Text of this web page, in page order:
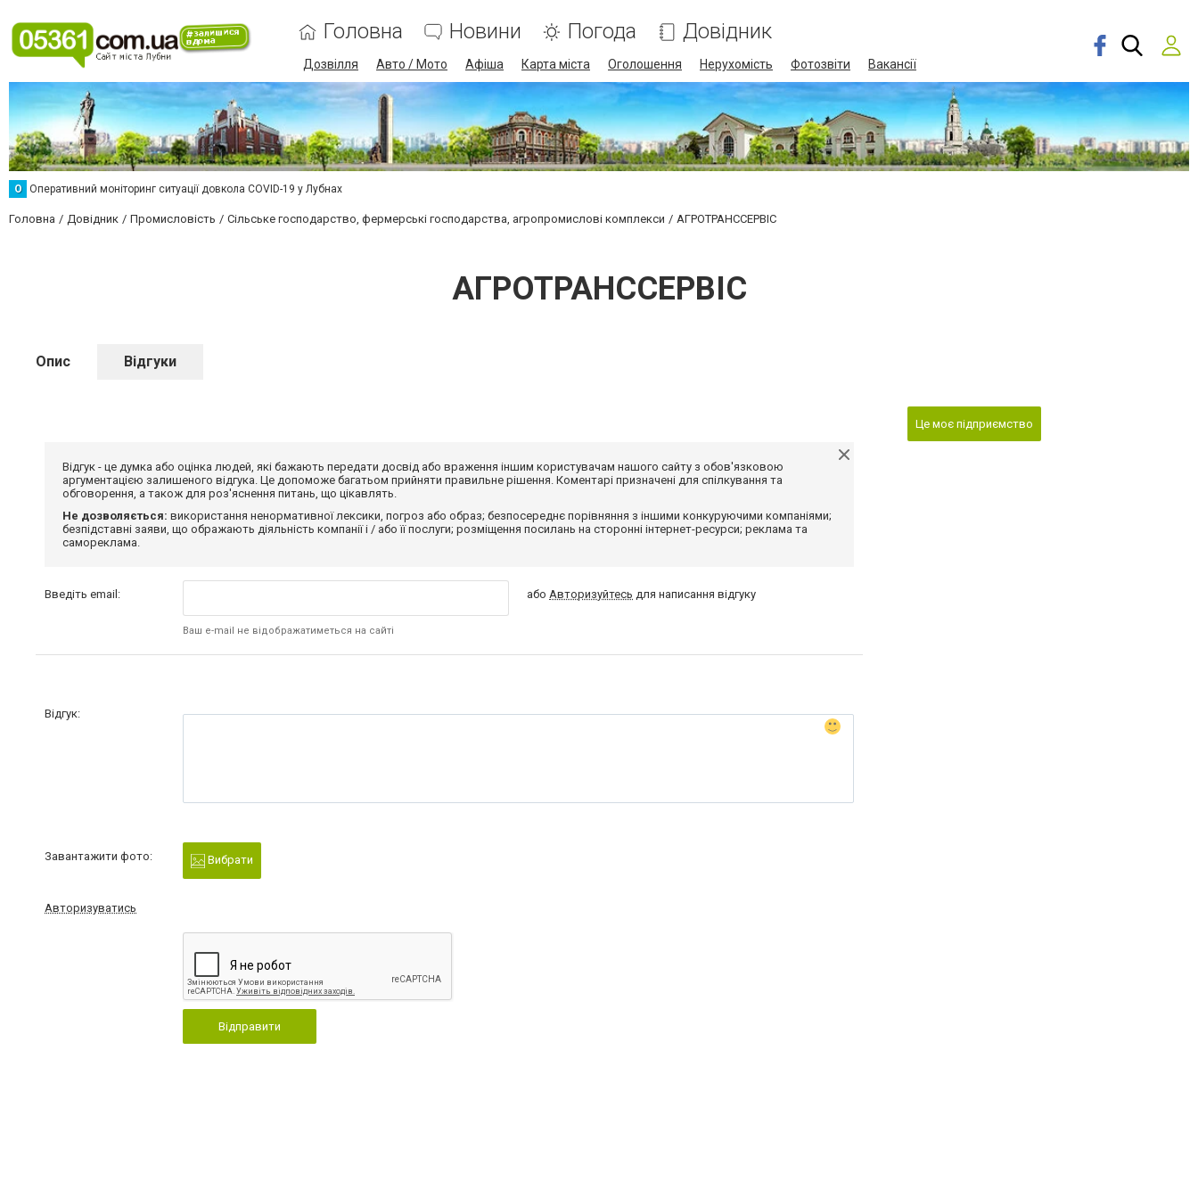
Головна Новини Погода Довідник
Дозвілля Авто / Мото Афіша Карта міста Оголошення Нерухомість Фотозвіти Вакансії
О Оперативний моніторинг ситуації довкола COVID-19 у Лубнах
Головна Довідник Промисловість Сільське господарство, фермерські господарства, агропромислові комплекси АГРОТРАНССЕРВІС
АГРОТРАНССЕРВІС
Опис Відгуки
Відгук - це думка або оцінка людей, які бажають передати досвід або враження іншим користувачам нашого сайту з обов'язковою
аргументацією залишеного відгука. Це допоможе багатьом прийняти правильне рішення. Коментарі призначені для спілкування та
обговорення, а також для роз'яснення питань, що цікавлять.
Не дозволяється: використання ненормативної лексики, погроз або образ; безпосереднє порівняння з іншими конкуруючими компаніями;
безпідставні заяви, що ображають діяльність компанії і / або її послуги; розміщення посилань на сторонні інтернет-ресурси; реклама та
самореклама.
Введіть email:
Ваш e-mail не відображатиметься на сайті
абоАвторизуйтесь для написання відгуку
Відгук:
Завантажити фото: Вибрати
Авторизуватись
Відправити
Це моє підприємство